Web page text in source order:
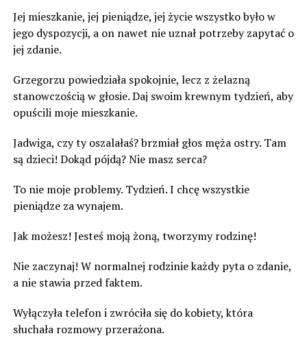
Jej mieszkanie, jej pieniądze, jej życie wszystko było w
jego dyspozycji, a on nawet nie uznał potrzeby zapytać o
jej zdanie.
Grzegorzu powiedziała spokojnie, lecz z żelazną
stanowczością w głosie. Daj swoim krewnym tydzień, aby
opuścili moje mieszkanie.
Jadwiga, czy ty oszalałaś? brzmiał głos męża ostry. Tam
są dzieci! Dokąd pójdą? Nie masz serca?
To nie moje problemy. Tydzień. I chcę wszystkie
pieniądze za wynajem.
Jak możesz! Jesteś moją żoną, tworzymy rodzinę!
Nie zaczynaj! W normalnej rodzinie każdy pyta o zdanie,
a nie stawia przed faktem.
Wyłączyła telefon i zwróciła się do kobiety, która
słuchała rozmowy przerażona.